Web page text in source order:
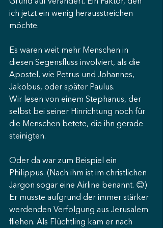
ich jetzt ein wenig herausstreichen
möchte.
Es waren weit mehr Menschen in
diesen Segensfluss involviert, als die
Apostel, wie Petrus und Johannes,
Jakobus, oder später Paulus.
Wir lesen von einem Stephanus, der
selbst bei seiner Hinrichtung noch für
die Menschen betete, die ihn gerade
steinigten.
Oder da war zum Beispiel ein
Philippus. (Nach ihm ist im christlichen
Jargon sogar eine Airline benannt. 😊)
Er musste aufgrund der immer stärker
werdenden Verfolgung aus Jerusalem
fliehen. Als Flüchtling kam er nach